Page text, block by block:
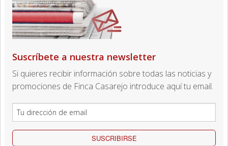
Suscríbete a nuestra newsletter
Si quieres recibir información sobre todas las noticias y
promociones de Finca Casarejo introduce aquí tu email.
SUSCRIBIRSE